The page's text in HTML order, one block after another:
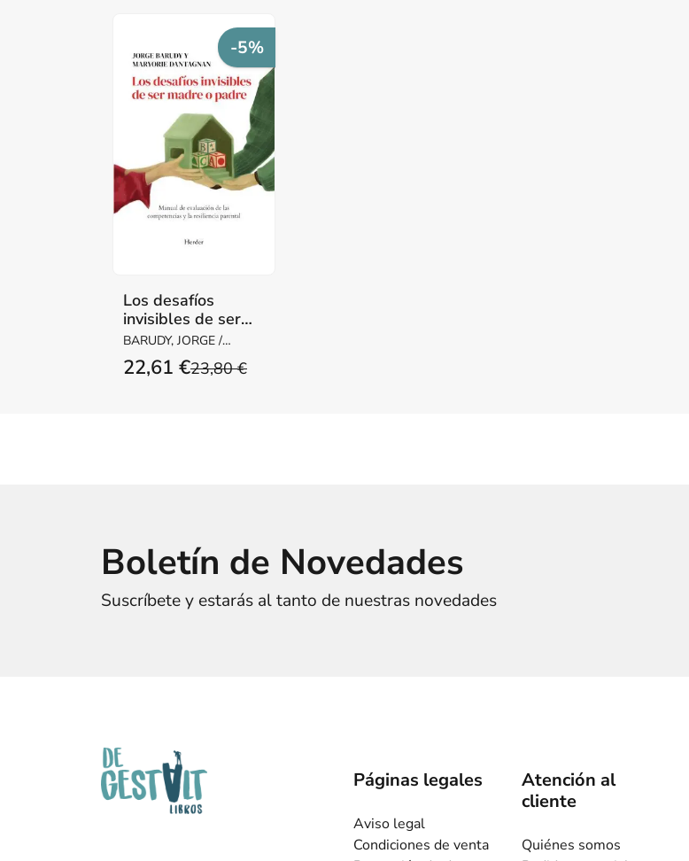
-5%
Los desafíos
invisibles de ser
madre o padre
BARUDY, JORGE /
DANTAGNAN,
MARYORIE 23,80 €
22,61 €
Boletín de Novedades
Suscríbete y estarás al tanto de nuestras novedades
Páginas legales
Aviso legal
Condiciones de venta
Atención al
cliente
Quiénes somos